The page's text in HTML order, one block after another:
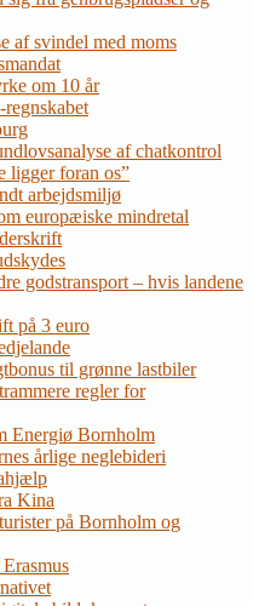
af svindel med moms
om 10 år
af chatkontrol
ligger foran os”
arbejdsmiljø
europæiske mindretal
godstransport – hvis landene
på 3 euro
til grønne lastbiler
regler for
Energiø Bornholm
årlige neglebideri
Kina
på Bornholm og